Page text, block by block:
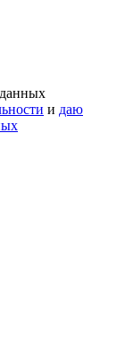
и даю